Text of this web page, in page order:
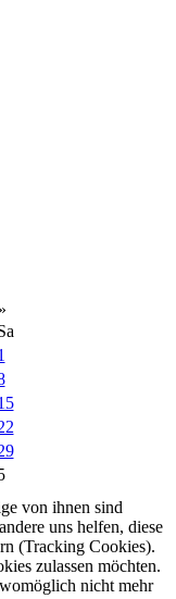
»
von ihnen sind
uns helfen, diese
(Tracking Cookies).
zulassen möchten.
nicht mehr